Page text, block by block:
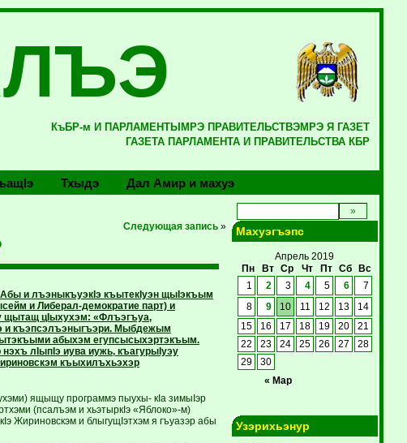
КъБР-м И ПАРЛАМЕНТЫМРЭ ПРАВИТЕЛЬСТВЭМРЭ Я ГАЗЕТ
ГАЗЕТА ПАРЛАМЕНТА И ПРАВИТЕЛЬСТВА КБР
Тхыдэ Дал Амир и махуэ
Следующая запись»
и лъэныкъуэкIэ къытекIуэн щыIэкъым
и Либерал-демократие парт) и
щытащ цIыхухэм: «Флъэгъуа,
и къэпсэлъэныгъэри. Мыбдежым
абыхэм егупсысыхэртэкъым.
лIыпIэ иува иужь, къагурыIуэу
къыхилъхьэхэр
ящыщу программэ пыухы- кIа зимыIэр
(псалъэм и хьэтыркIэ «Яблоко»-м)
Жириновскэм и блыгущIэтхэм я гъуазэр абы
Махуэгъэпс
Апрель 2019
Пн
Вт Ср Чт Пт Сб Вс
« Мар
1 2 3 4 5 6 7
8 9 10 11 12 13
14
15
16 17 18 19 20
21
22
23 24 25 26 27
28
29
30
Узэрихьэнур